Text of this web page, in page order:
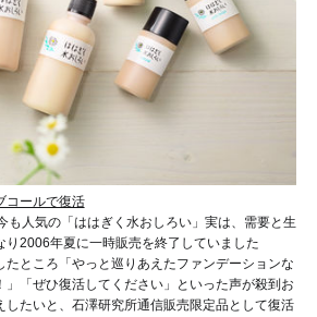
コールで復活
人気の「ははぎく水おしろい」 実は、需要と生
り2006年夏に一時販売を終了していました
たところ「やっと巡りあえたファンデーションな
「ぜひ復活してください」といった声が殺到 お
したいと、石澤研究所通信販売限定品として復活